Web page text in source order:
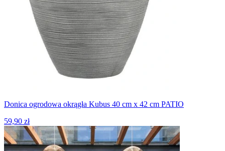
Donica ogrodowa okrągła Kubus 40 cm x 42 cm PATIO
59,90 zł